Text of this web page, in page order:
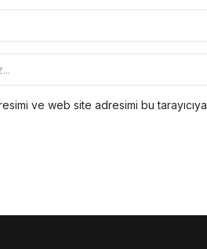
ve web site adresimi bu tarayıcıya